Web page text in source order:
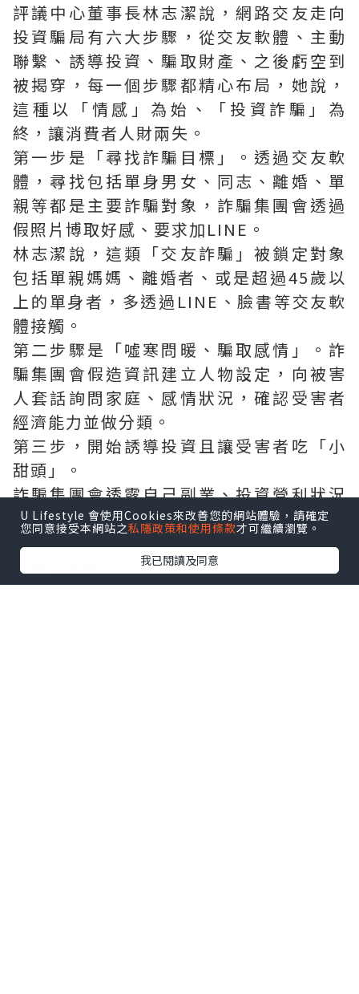
評議中心董事長林志潔說，網路交友走向
投資騙局有六大步驟，從交友軟體、主動
聯繫、誘導投資、騙取財產、之後虧空到
被揭穿，每一個步驟都精心布局，她說，
這種以「情感」為始、「投資詐騙」為
終，讓消費者人財兩失。
第一步是「尋找詐騙目標」。透過交友軟
體，尋找包括單身男女、同志、離婚、單
親等都是主要詐騙對象，詐騙集團會透過
假照片博取好感、要求加LINE。
林志潔說，這類「交友詐騙」被鎖定對象
包括單親媽媽、離婚者、或是超過45歲以
上的單身者，多透過LINE、臉書等交友軟
體接觸。
第二步驟是「噓寒問暖、騙取感情」。詐
騙集團會假造資訊建立人物設定，向被害
人套話詢問家庭、感情狀況，確認受害者
經濟能力並做分類。
第三步，開始誘導投資且讓受害者吃「小
甜頭」。
詐騙集團會透露自己副業、投資營利狀況
並要求受害者下載假App網頁，或是詐騙
集團冒充客服人員加LINE，讓受害者小試
身手並獲利。
第四步，開始騙取財產，這個階段會讓受
U Lifestyle 會使用Cookies來改善您的網站體驗，請確定
您同意接受本網站之私隱政策和使用條款才可繼續瀏覽。
我已閱讀及同意